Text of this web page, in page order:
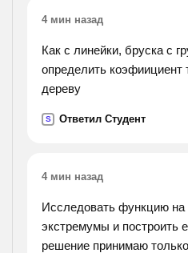
4 мин назад
Как с линейки, бруска с
определить коэфиициент
дереву
S Ответил Студент
4 мин назад
Исследовать функцию на
экстремумы и построить
решение принимаю